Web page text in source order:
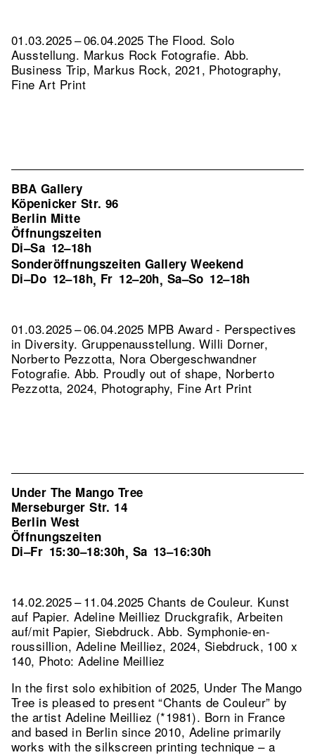
01.03.2025 – 06.04.2025 The Flood. Solo
Ausstellung. Markus Rock Fotografie. Abb.
Business Trip, Markus Rock, 2021, Photography,
Fine Art Print
BBA Gallery
Köpenicker Str. 96
Berlin Mitte
Öffnungszeiten
Di–Sa 12–18h
Sonderöffnungszeiten Gallery Weekend
Di–Do 12–18h, Fr 12–20h, Sa–So 12–18h
01.03.2025 – 06.04.2025 MPB Award - Perspectives
in Diversity. Gruppenausstellung. Willi Dorner,
Norberto Pezzotta, Nora Obergeschwandner
Fotografie.Abb. Proudly out of shape, Norberto
Pezzotta, 2024, Photography, Fine Art Print
Under The Mango Tree
Merseburger Str. 14
Berlin West
Öffnungszeiten
Di–Fr 15:30–18:30h, Sa 13–16:30h
14.02.2025 – 11.04.2025 Chants de Couleur. Kunst
auf Papier. Adeline Meilliez Druckgrafik, Arbeiten
auf/mit Papier, Siebdruck.Abb. Symphonie-en-
roussillion, Adeline Meilliez, 2024, Siebdruck, 100 x
140, Photo: Adeline Meilliez
In the first solo exhibition of 2025, Under The Mango
Tree is pleased to present “Chants de Couleur” by
the artist Adeline Meilliez (*1981). Born in France
and based in Berlin since 2010, Adeline primarily
works with the silkscreen printing technique – a